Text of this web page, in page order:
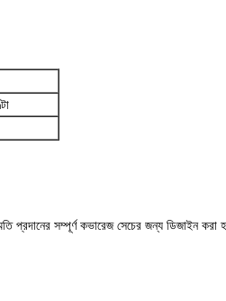
প্রদানের সম্পূর্ণ কভারেজ সেচের জন্য ডিজাইন করা